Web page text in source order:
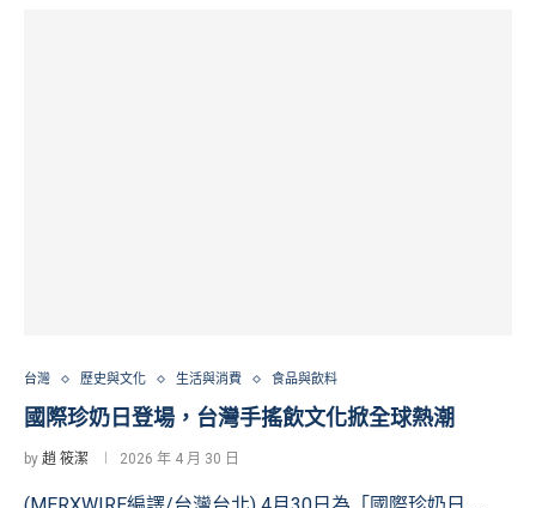
台灣 歷史與文化 生活與消費 食品與飲料
國際珍奶日登場，台灣手搖飲文化掀全球熱潮
by 趙 筱潔 2026 年 4 月 30 日